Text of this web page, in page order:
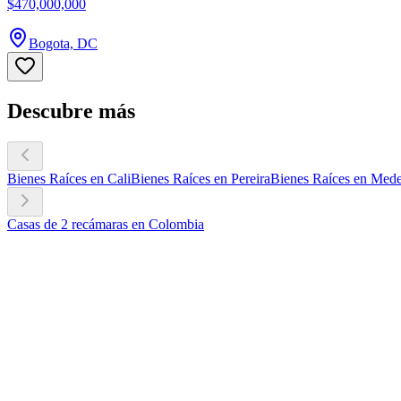
$470,000,000
Bogota, DC
Descubre más
Bienes Raíces en CaliBienes Raíces en PereiraBienes Raíces en
Casas de 2 recámaras en Colombia